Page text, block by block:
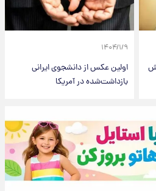
۱۴۰۴/۱/۹
اولین عکس از دانشجوی ایرانی
بازداشت‌شده در آمریکا